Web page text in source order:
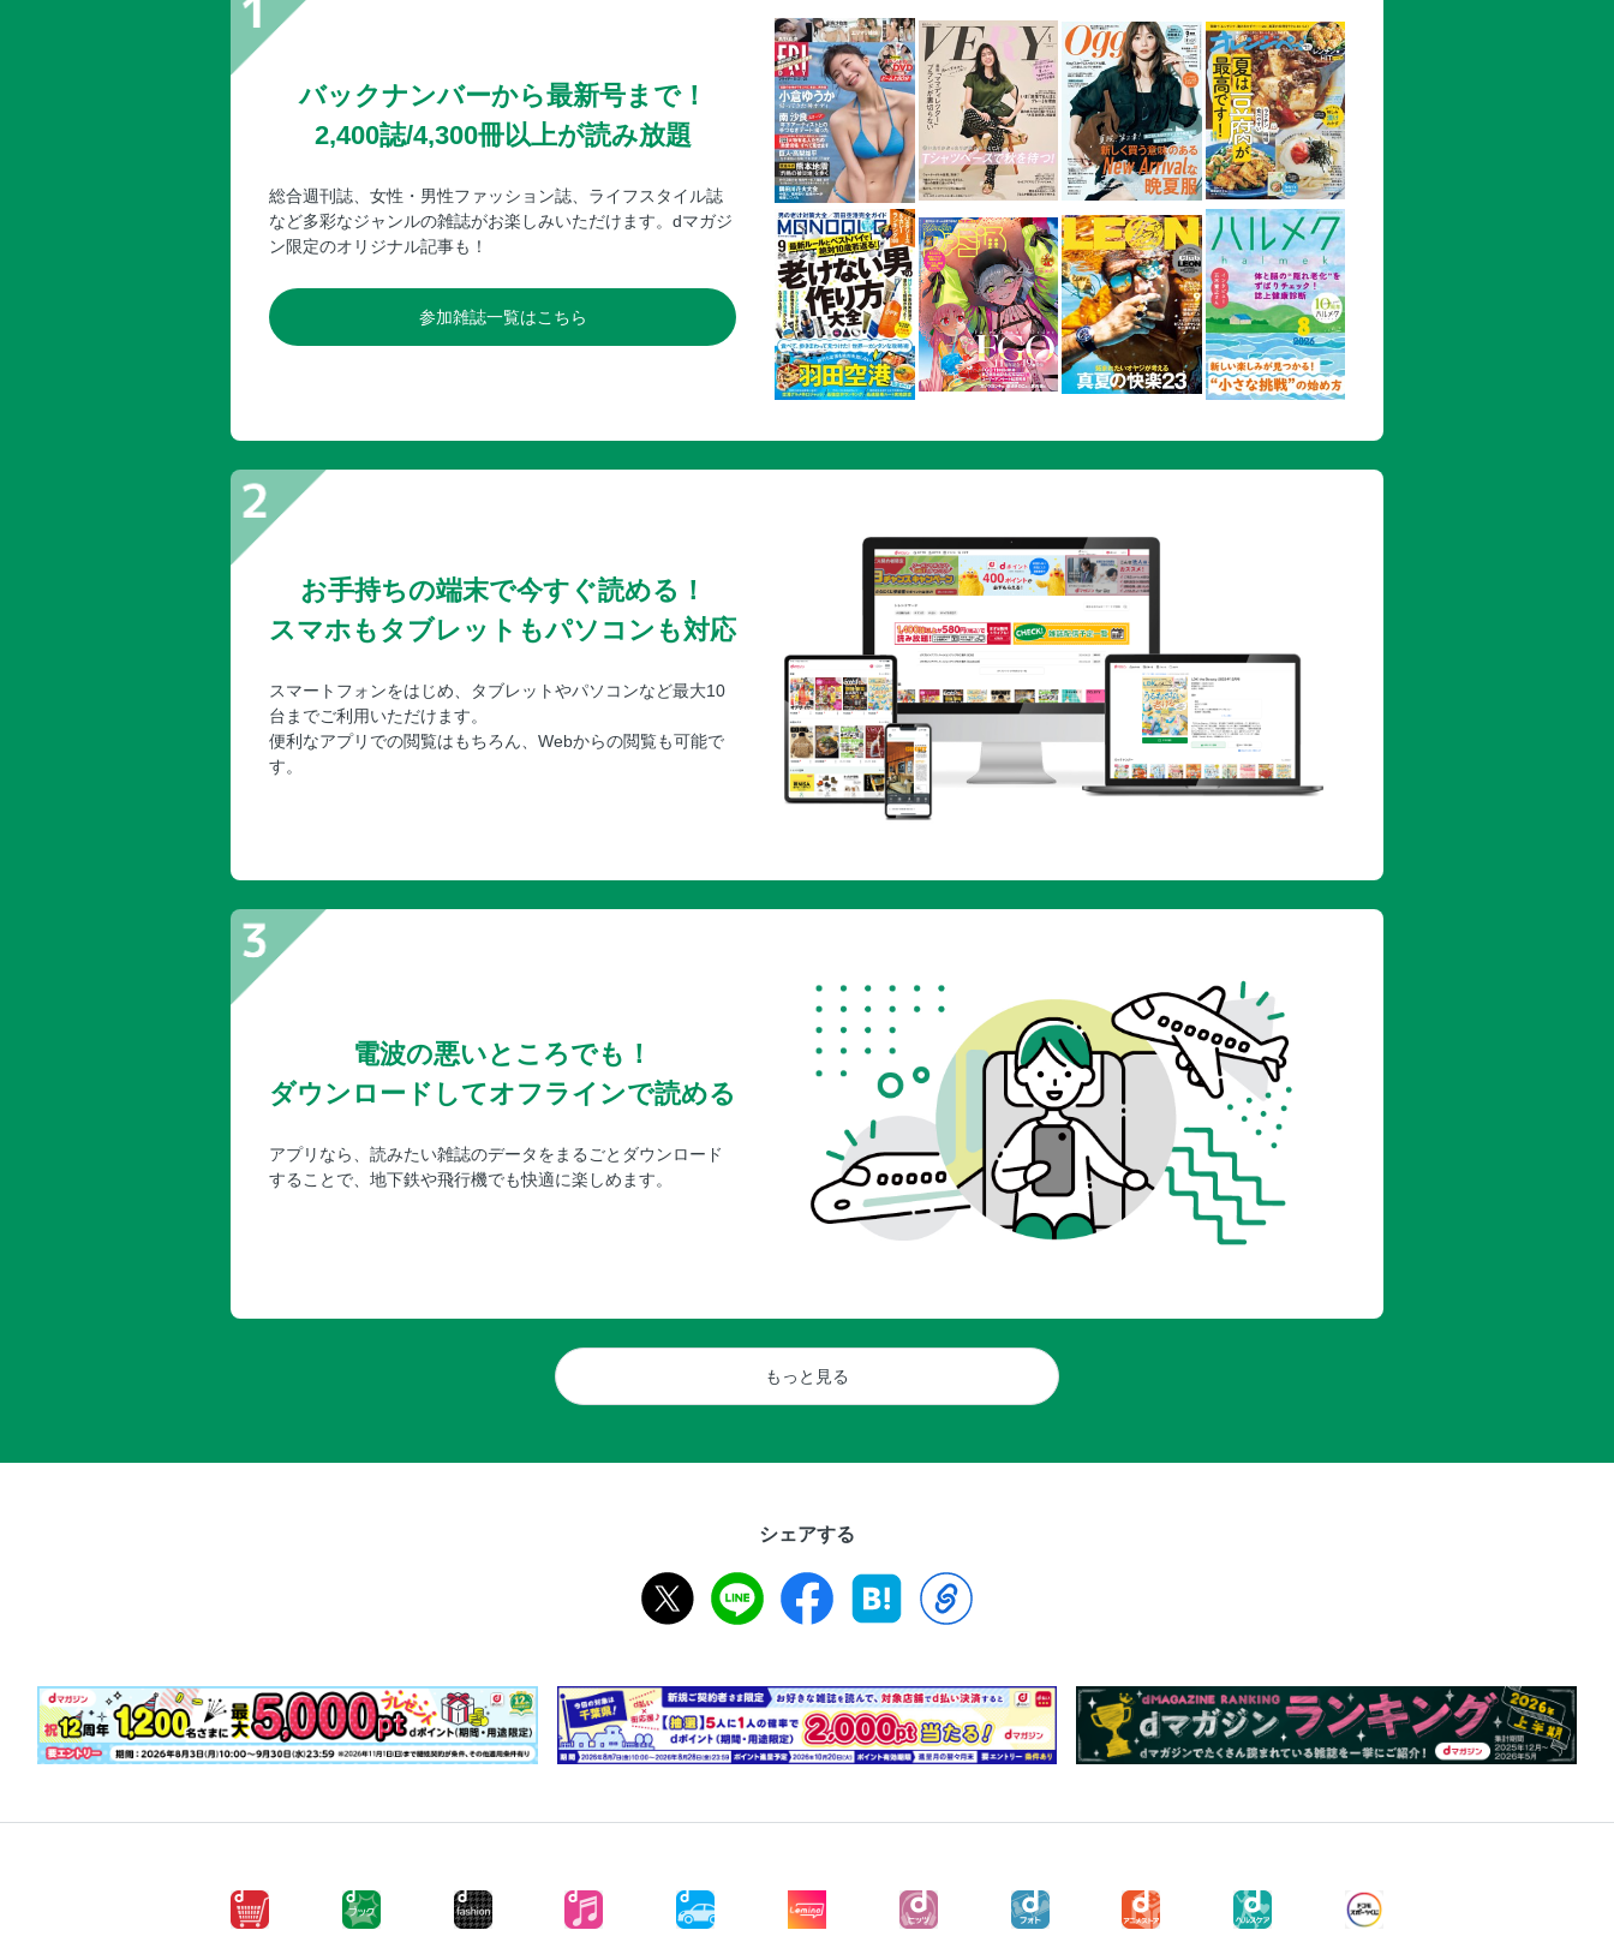
バックナンバーから最新号まで！
2,400誌/4,300冊以上が読み放題
総合週刊誌、女性・男性ファッション誌、ライフスタイル誌
など多彩なジャンルの雑誌がお楽しみいただけます。dマガジ
ン限定のオリジナル記事も！
参加雑誌一覧はこちら
お手持ちの端末で今すぐ読める！
スマホもタブレットもパソコンも対応
スマートフォンをはじめ、タブレットやパソコンなど最大10
台までご利用いただけます。
便利なアプリでの閲覧はもちろん、Webからの閲覧も可能で
す。
電波の悪いところでも！
ダウンロードしてオフラインで読める
アプリなら、読みたい雑誌のデータをまるごとダウンロード
することで、地下鉄や飛行機でも快適に楽しめます。
もっと見る
シェアする